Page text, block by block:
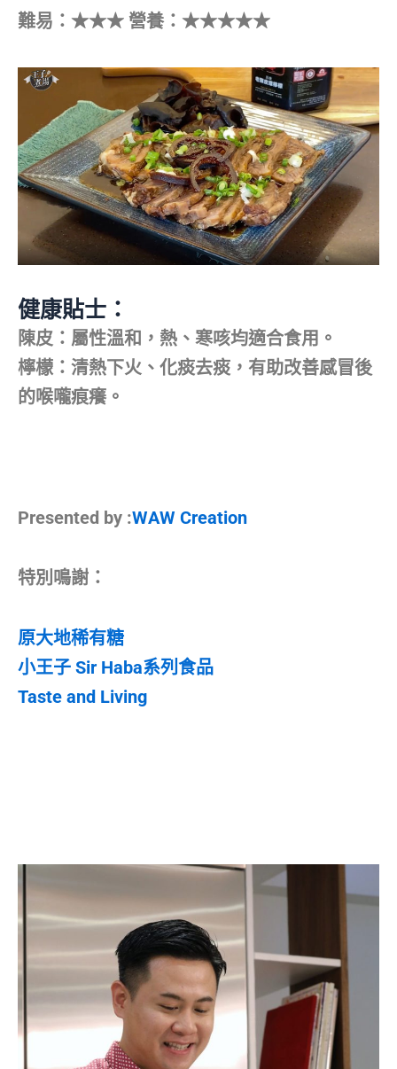
難易：★★★ 營養：★★★★★
健康貼士：
陳皮：屬性溫和，熱、寒咳均適合食用。
檸檬：清熱下火、化痰去痰，有助改善感冒後
的喉嚨痕癢。
Presented by :WAW Creation
特別鳴謝：
原大地稀有糖
小王子 Sir Haba系列食品
Taste and Living